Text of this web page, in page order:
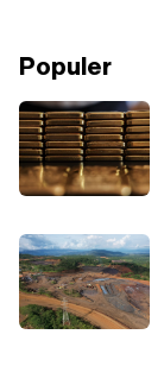
Populer